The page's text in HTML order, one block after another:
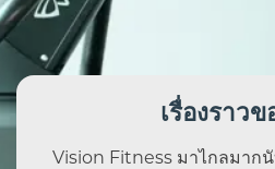
เรื่องราวข
Vision Fitness มาไกลมาก